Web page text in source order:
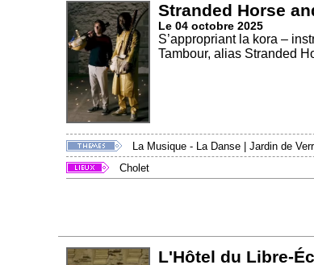
Stranded Horse
Le 04 octobre 2025
S’appropriant la kora –
Tambour, alias Stranded
La Musique - La Danse
Jardin de
Cholet
L'Hôtel du Libre-